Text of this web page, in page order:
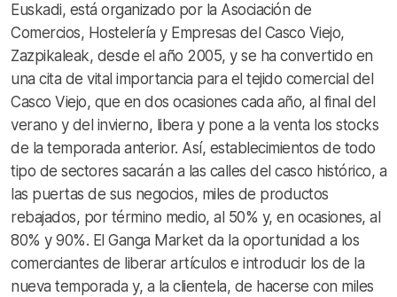
Euskadi, está organizado por la Asociación de
Comercios, Hostelería y Empresas del Casco Viejo,
Zazpikaleak, desde el año 2005, y se ha convertido en
una cita de vital importancia para el tejido comercial del
Casco Viejo, que en dos ocasiones cada año, al final del
verano y del invierno, libera y pone a la venta los stocks
de la temporada anterior. Así, establecimientos de todo
tipo de sectores sacarán a las calles del casco histórico, a
las puertas de sus negocios, miles de productos
rebajados, por término medio, al 50% y, en ocasiones, al
80% y 90%. El Ganga Market da la oportunidad a los
comerciantes de liberar artículos e introducir los de la
nueva temporada y, a la clientela, de hacerse con miles